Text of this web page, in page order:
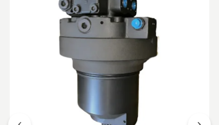
Escavadeiras Hidráulicas de Mineração Caterpillar: